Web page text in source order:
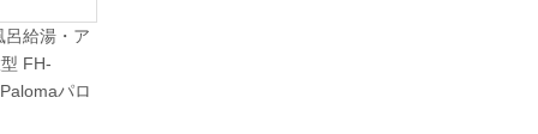
呂給湯・ア
FH-
パロ